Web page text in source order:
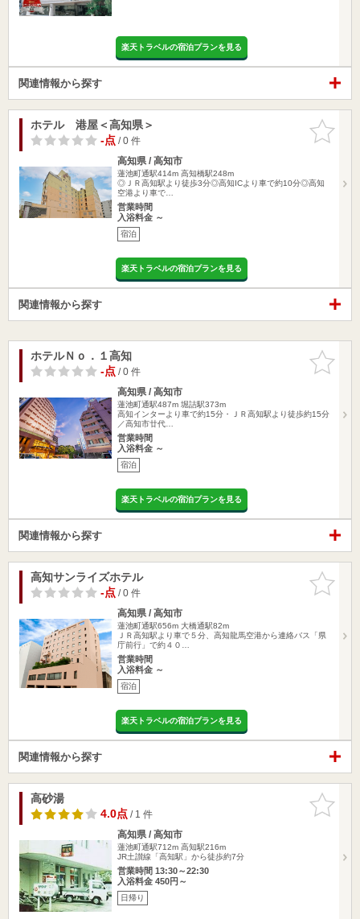
楽天トラベルの宿泊プランを見る
関連情報から探す
お気に入
りに追加
ホテル 港屋＜高知県＞
-点/ 0 件
高知県 / 高知市
蓮池町通駅414m 高知橋駅248m
◎ＪＲ高知駅より徒歩3分◎高知ICより車で約10分◎高知
空港より車で…
営業時間
入浴料金 ～
宿泊
楽天トラベルの宿泊プランを見る
関連情報から探す
お気に入
りに追加
ホテルＮｏ．１高知
-点/ 0 件
高知県 / 高知市
蓮池町通駅487m 堀詰駅373m
高知インターより車で約15分・ＪＲ高知駅より徒歩約15分
／高知市廿代…
営業時間
入浴料金 ～
宿泊
楽天トラベルの宿泊プランを見る
関連情報から探す
お気に入
りに追加
高知サンライズホテル
-点/ 0 件
高知県 / 高知市
蓮池町通駅656m 大橋通駅82m
ＪＲ高知駅より車で５分、高知龍馬空港から連絡バス「県
庁前行」で約４０…
営業時間
入浴料金 ～
宿泊
楽天トラベルの宿泊プランを見る
関連情報から探す
お気に入
りに追加
高砂湯
4.0点/ 1 件
高知県 / 高知市
蓮池町通駅712m 高知駅216m
JR土讃線「高知駅」から徒歩約7分
営業時間 13:30～22:30
入浴料金 450円～
日帰り